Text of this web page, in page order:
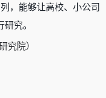
，能够让高校、小公司
究。